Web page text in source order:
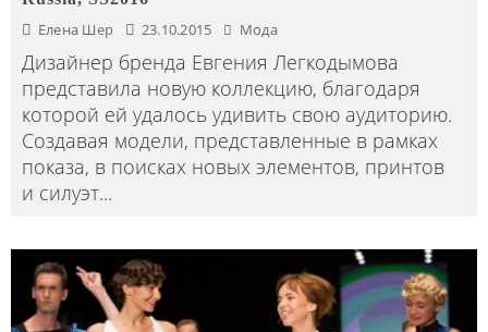
Елена Шер 23.10.2015 Мода
Дизайнер бренда Евгения Легкодымова
представила новую коллекцию, благодаря
которой ей удалось удивить свою аудиторию.
Создавая модели, представленные в рамках
показа, в поисках новых элементов, принтов
и силуэт...